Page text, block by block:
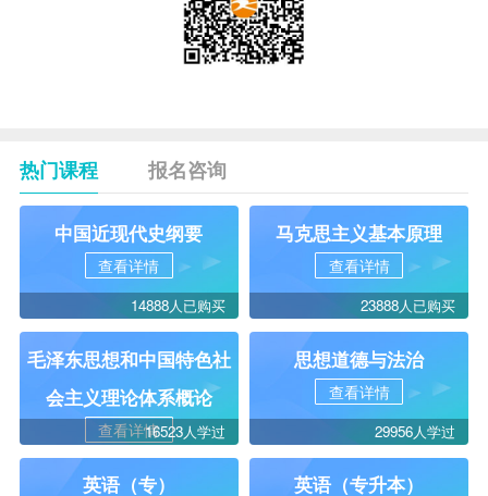
热门课程 报名咨询
中国近现代史纲要
查看详情
14888人已购买
马克思主义基本原理
查看详情
23888人已购买
毛泽东思想和中国特色社
会主义理论体系概论
查看详情16523人学过
思想道德与法治
查看详情
29956人学过
英语（专） 英语（专升本）